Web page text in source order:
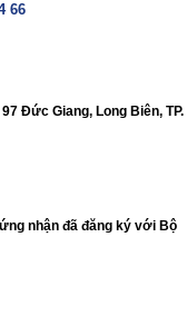
66
Đức Giang, Long Biên, TP.
nhận đã đăng ký với Bộ